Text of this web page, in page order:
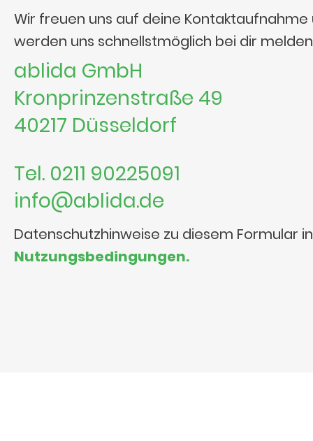
Wir freuen uns auf deine Kontaktaufnahme
werden uns schnellstmöglich bei dir
ablida GmbH
Kronprinzenstraße 49
40217 Düsseldorf
Tel. 0211 90225091
info@ablida.de
Datenschutzhinweise zu diesem Formular
Nutzungsbedingungen.